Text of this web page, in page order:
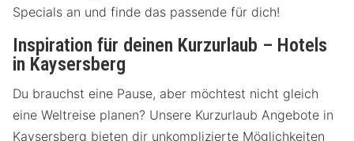
Specials an und finde das passende für dich!
Inspiration für deinen Kurzurlaub – Hotels
in Kaysersberg
Du brauchst eine Pause, aber möchtest nicht gleich
eine Weltreise planen? Unsere Kurzurlaub Angebote in
Kaysersberg bieten dir unkomplizierte Möglichkeiten